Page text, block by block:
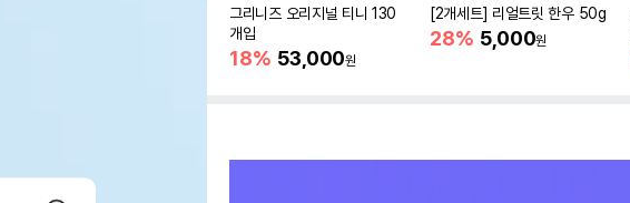
그리니즈 오리지널 티니 130
개입
18% 53,000원
[2개세트] 리얼트릿 한우 50g
28% 5,000원